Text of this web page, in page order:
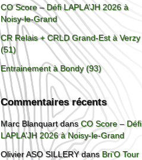
CO Score – Défi LAPLA’JH 2026 à
Noisy-le-Grand
CR Relais + CRLD Grand-Est à Verzy
(51)
Entrainement à Bondy (93)
Commentaires récents
Marc BlanquartdansCO Score – Défi
LAPLA’JH 2026 à Noisy-le-Grand
Olivier ASO SILLERYdans Bri’O Tour